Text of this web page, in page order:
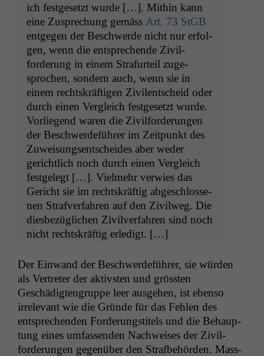
ich fest­ge­set­zt wurde […]. Mithin kann
eine Zus­prechung gemäss Art. 73 StGB
ent­ge­gen der Beschw­erde nicht nur erfol­
gen, wenn die entsprechende Zivil­
forderung in einem Stra­furteil zuge­
sprochen, son­dern auch, wenn sie in
einem recht­skräfti­gen Zivi­lentscheid oder
durch einen Ver­gle­ich fest­ge­set­zt wurde.
Vor­liegend waren die Zivil­forderun­gen
der Beschw­erde­führer im Zeit­punkt des
Zuweisungsentschei­des aber wed­er
gerichtlich noch durch einen Ver­gle­ich
fest­gelegt […]. Vielmehr ver­wies das
Gericht sie im recht­skräftig abgeschlosse­
nen Strafver­fahren auf den Zivil­weg. Die
dies­bezüglichen Zivil­ver­fahren sind noch
nicht recht­skräftig erledigt. […]
Der Ein­wand der Beschw­erde­führer, sie wür­den
als Vertreter der aktivsten und grössten
Geschädigten­gruppe leer aus­ge­hen, ist eben­so
irrel­e­vant wie die Gründe für das Fehlen des
entsprechen­den Forderungsti­tels und die Behaup­
tung eines umfassenden Nach­weis­es der Zivil­
forderun­gen gegenüber den Straf­be­hör­den. Mass­